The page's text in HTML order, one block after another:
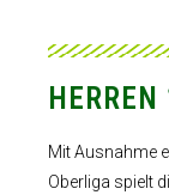
Mit Ausnahme
Oberliga spielt